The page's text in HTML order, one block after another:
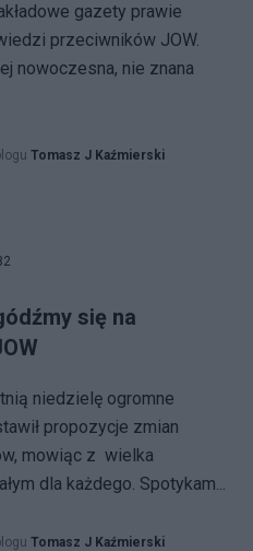
gazety prawie
przeciwników JOW.
nowoczesna, nie znana
Tomasz J Kaźmierski
się na
niedzielę ogromne
propozycje zmian
mowiąc z wielka
dla każdego. Spotykam...
Tomasz J Kaźmierski